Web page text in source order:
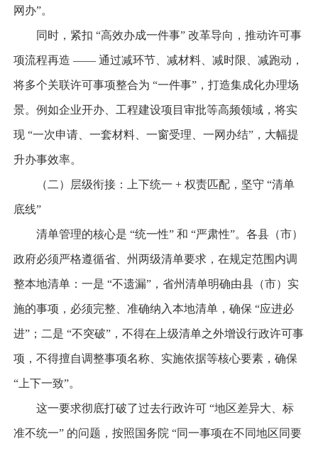
网办”。
同时，紧扣 “高效办成一件事” 改革导向，推动许可事
项流程再造 —— 通过减环节、减材料、减时限、减跑动，
将多个关联许可事项整合为 “一件事”，打造集成化办理场
景。例如企业开办、工程建设项目审批等高频领域，将实
现 “一次申请、一套材料、一窗受理、一网办结”，大幅提
升办事效率。
（二）层级衔接：上下统一 + 权责匹配，坚守 “清单
底线”
清单管理的核心是 “统一性” 和 “严肃性”。各县（市）
政府必须严格遵循省、州两级清单要求，在规定范围内调
整本地清单：一是 “不遗漏”，省州清单明确由县（市）实
施的事项，必须完整、准确纳入本地清单，确保 “应进必
进”；二是 “不突破”，不得在上级清单之外增设行政许可事
项，不得擅自调整事项名称、实施依据等核心要素，确保
“上下一致”。
这一要求彻底打破了过去行政许可 “地区差异大、标
准不统一” 的问题，按照国务院 “同一事项在不同地区同要